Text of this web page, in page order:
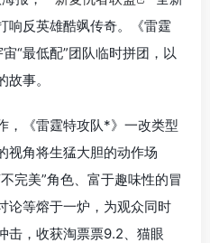
响反英雄酷飒传奇。《雷霆
“最低配”团队临时拼团，以
事。
，《雷霆特攻队*》一改类型
视角将生猛大胆的动作场
完美”角色、富于趣味性的冒
论等熔于一炉，为观众同时
击，收获淘票票9.2、猫眼